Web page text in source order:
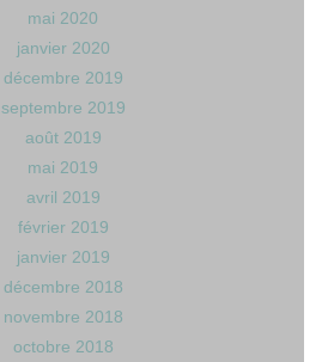
mai 2020
janvier 2020
décembre 2019
septembre 2019
août 2019
mai 2019
avril 2019
février 2019
janvier 2019
décembre 2018
novembre 2018
octobre 2018